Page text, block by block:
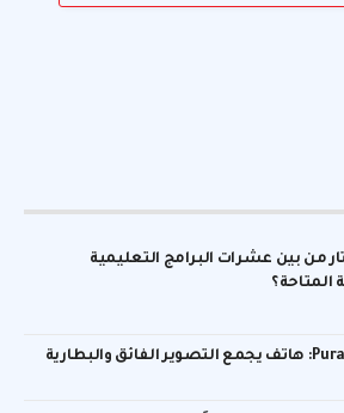
من بين عشرات البرامج التعليمية
المتاحة؟
Pura 90s Pro: هاتف يجمع التصوير الفائق والبطارية